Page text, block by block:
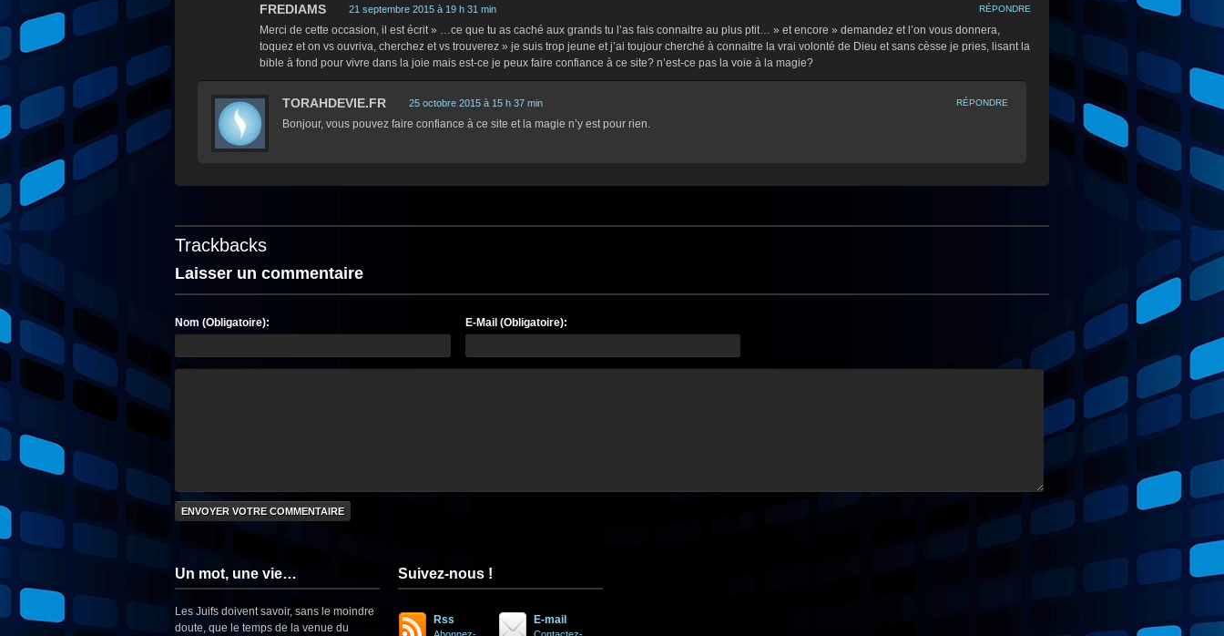
FREDIAMS 21 septembre 2015 à 19 h 31 min
Merci de cette occasion, il est écrit » …ce que tu as caché aux grands tu l’as fais connaitre au plus ptit… » et encore » demandez et l’on vous donnera,
toquez et on vs ouvriva, cherchez et vs trouverez » je suis trop jeune et j’ai toujour cherché à connaitre la vrai volonté de Dieu et sans cèsse je pries, lisant la
bible à fond pour vivre dans la joie mais est-ce je peux faire confiance à ce site? n’est-ce pas la voie à la magie?
RÉPONDRE
TORAHDEVIE.FR 25 octobre 2015 à 15 h 37 min
Bonjour, vous pouvez faire confiance à ce site et la magie n’y est pour rien.
RÉPONDRE
Trackbacks
Laisser un commentaire
Nom (Obligatoire): E-Mail (Obligatoire):
Un mot, une vie…
Les Juifs doivent savoir, sans le moindre
doute, que le temps de la venue du
Suivez-nous !
Rss
Abonnez-
E-mail
Contactez-